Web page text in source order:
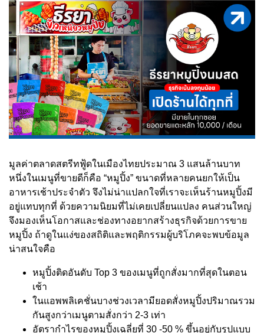
มูลค่าตลาดสตรีทฟู้ดในเมืองไทยประมาณ 3 แสนล้านบาท
หนึ่งในเมนูที่ขายดีก็คือ “หมูปิ้ง” ขนาดที่หลายคนยกให้เป็น
อาหารเช้าประจำตัว จึงไม่น่าแปลกใจที่เราจะเห็นร้านหมูปิ้งมี
อยู่แทบทุกที่ ด้วยความนิยมที่ไม่เคยเปลี่ยนแปลง คนส่วนใหญ่
จึงมองเห็นโอกาสและช่องทางอยากสร้างธุรกิจด้วยการขาย
หมูปิ้ง ถ้าดูในแง่ของสถิติและพฤติกรรมผู้บริโภคจะพบข้อมูล
น่าสนใจคือ
หมูปิ้งติดอันดับ Top 3 ของเมนูที่ถูกสั่งมากที่สุดในตอน
เช้า
ในแอพพลิเคชั่นบางช่วงเวลามียอดสั่งหมูปิ้งปริมาณรวม
กันสูงกว่าเมนูตามสั่งกว่า 2-3 เท่า
อัตรากำไรของหมูปิ้งเฉลี่ยที่ 30 -50 % ขึ้นอยู่กับรูปแบบ